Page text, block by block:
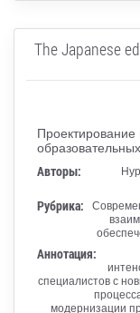
The Japanese
Авторы:
Рубрика:
Аннотация:
специалистов с
модернизации